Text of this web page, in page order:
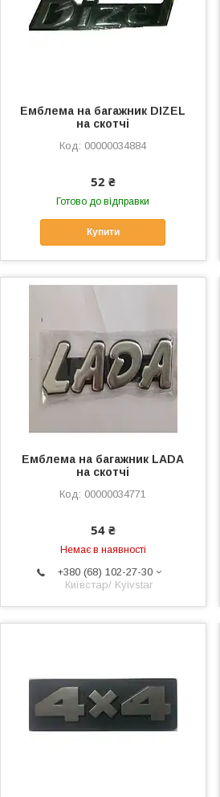
Емблема на багажник DIZEL
на скотчі
00000034884
52 ₴
Готово до відправки
Купити
Емблема на багажник LADA
на скотчі
00000034771
54 ₴
Немає в наявності
+380 (68) 102-27-30
Київстар/ Kyivstar